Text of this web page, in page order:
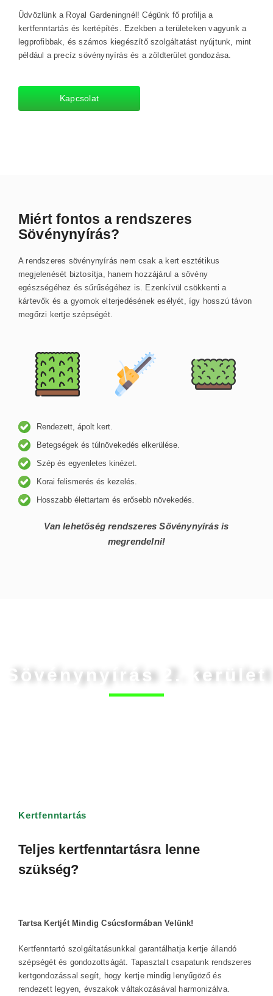
Üdvözlünk a Royal Gardeningnél! Cégünk fő profilja a
kertfenntartás és kertépítés. Ezekben a területeken vagyunk a
legprofibbak, és számos kiegészítő szolgáltatást nyújtunk, mint
például a precíz sövénynyírás és a zöldterület gondozása.
Kapcsolat
Miért fontos a rendszeres
Sövénynyírás?
A rendszeres sövénynyírás nem csak a kert esztétikus
megjelenését biztosítja, hanem hozzájárul a sövény
egészségéhez és sűrűségéhez is. Ezenkívül csökkenti a
kártevők és a gyomok elterjedésének esélyét, így hosszú távon
megőrzi kertje szépségét.
Rendezett, ápolt kert.
Betegségek és túlnövekedés elkerülése.
Szép és egyenletes kinézet.
Korai felismerés és kezelés.
Hosszabb élettartam és erősebb növekedés.
Van lehetőség rendszeres Sövénynyírás is
megrendelni!
Sövénynyírás 2. kerület
Kertfenntartás
Teljes kertfenntartásra lenne
szükség?
Tartsa Kertjét Mindig Csúcsformában Velünk!
Kertfenntartó szolgáltatásunkkal garantálhatja kertje állandó
szépségét és gondozottságát. Tapasztalt csapatunk rendszeres
kertgondozással segít, hogy kertje mindig lenyűgöző és
rendezett legyen, évszakok váltakozásával harmonizálva.